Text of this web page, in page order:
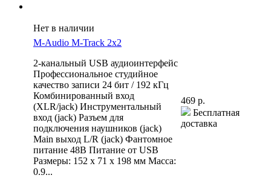
Нет в наличии
M-Audio M-Track 2x2
2-канальный USB аудиоинтерфейс
Профессиональное студийное
качество записи 24 бит / 192 кГц
Комбинированный вход
(XLR/jack) Инструментальный
вход (jack) Разъем для
подключения наушников (jack)
Main выход L/R (jack) Фантомное
питание 48В Питание от USB
Размеры: 152 x 71 x 198 мм Масса:
0.9...
469 р.
Бесплатная
доставка